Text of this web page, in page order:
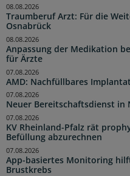
Traumberuf Arzt: Für die
Osnabrück
08.08.2026
Anpassung der Medikation
für Ärzte
08.08.2026
AMD: Nachfüllbares
07.08.2026
Neuer Bereitschaftsdienst in
07.08.2026
KV Rheinland-Pfalz rät
Befüllung abzurechnen
07.08.2026
App-basiertes Monitoring
Brustkrebs
07.08.2026